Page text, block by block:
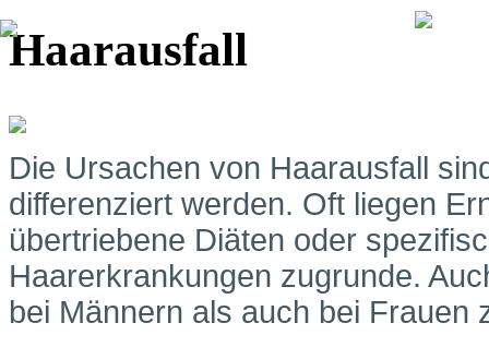
Haarausfall
Die Ursachen von Haarausfall
differenziert werden. Oft liegen
übertriebene Diäten oder
Haarerkrankungen zugrunde.
bei Männern als auch bei